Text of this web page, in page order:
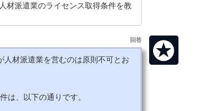
材派遣業のライセンス取得条件を教
回答
人材派遣業を営むのは原則不可とお
は、以下の通りです。